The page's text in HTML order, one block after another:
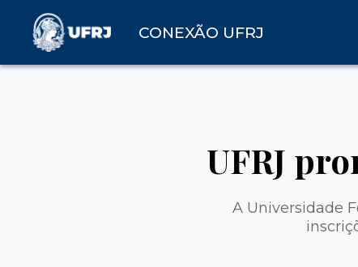
CONEXÃO UFRJ
UFRJ
A Universidade